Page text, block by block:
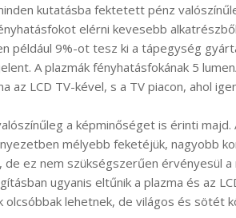
kutatásba fektetett pénz
elérni kevesebb
például 9%-ot tesz ki a tápegység
A plazmák fényhatásfokának 5
az LCD TV-kével, s a TV piacon, ahol
a képminőséget is érinti
mélyebb feketéjük, nagyobb
de ez nem szükségszerűen érvényesül
ugyanis eltűnik a plazma és az
olcsóbbak lehetnek, de világos és sötét